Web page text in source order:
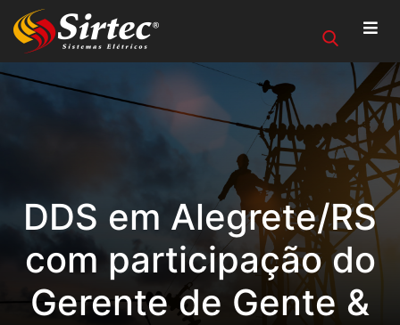
DDS em Alegrete/RS
com participação do
Gerente de Gente &